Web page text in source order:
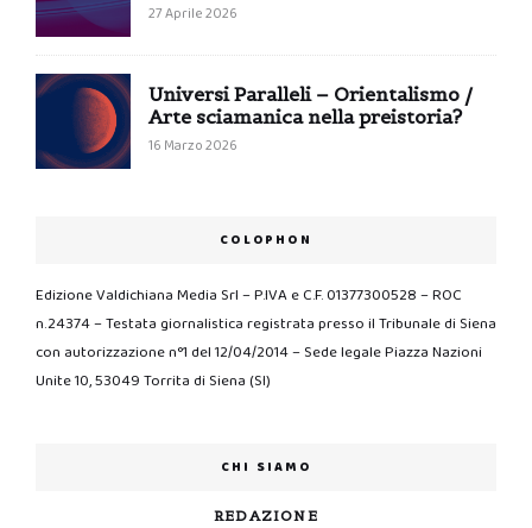
27 Aprile 2026
Universi Paralleli – Orientalismo /
Arte sciamanica nella preistoria?
16 Marzo 2026
COLOPHON
Edizione Valdichiana Media Srl – P.IVA e C.F. 01377300528 – ROC
n.24374 – Testata giornalistica registrata presso il Tribunale di Siena
con autorizzazione n°1 del 12/04/2014 – Sede legale Piazza Nazioni
Unite 10, 53049 Torrita di Siena (SI)
CHI SIAMO
REDAZIONE